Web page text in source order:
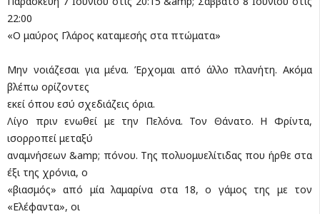
22:00
«Ο μαύρος Γλάρος καταμεσής στα πτώματα»
Μην νοιάζεσαι για μένα. Έρχομαι από άλλο πλανήτη. Ακόμα
βλέπω ορίζοντες
εκεί όπου εσύ σχεδιάζεις όρια.
Λίγο πριν ενωθεί με την Πελόνα. Τον Θάνατο. Η Φρίντα,
ισορροπεί μεταξύ
αναμνήσεων &amp; πόνου. Της πολυομυελίτιδας που ήρθε στα
έξι της χρόνια, ο
«βιασμός» από μία λαμαρίνα στα 18, ο γάμος της με τον
«Ελέφαντα», οι